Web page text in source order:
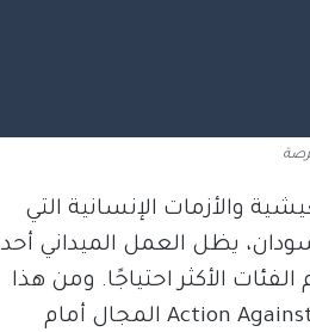
والأزمات الإنسانية التي
يظل العمل الميداني أحد
الأكثر احتياجًا. ومن هذا
المنطلق، تفتح منظمة Action Against Hunger المجال أمام